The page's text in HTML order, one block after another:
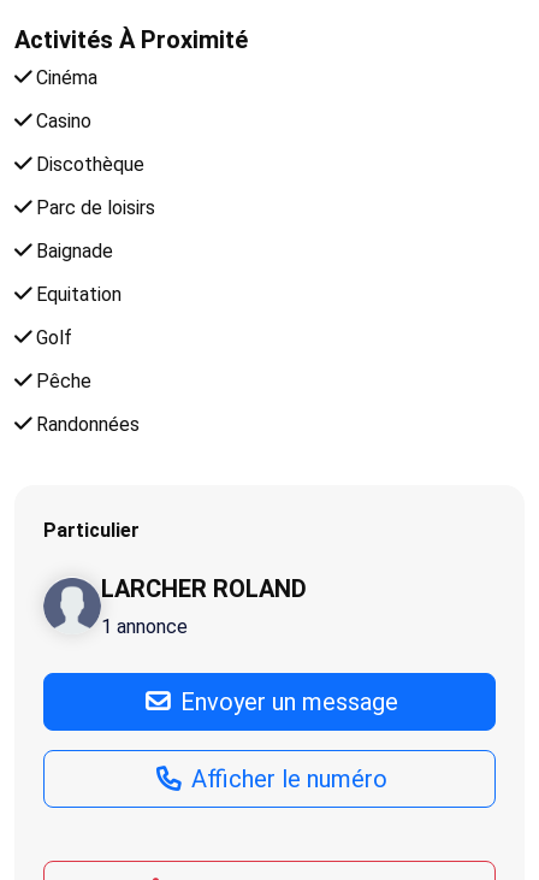
Activités À Proximité
Cinéma
Casino
Discothèque
Parc de loisirs
Baignade
Equitation
Golf
Pêche
Randonnées
Particulier
LARCHER ROLAND
1 annonce
Envoyer un message
Afficher le numéro